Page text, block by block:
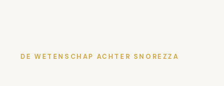
DE WETENSCHAP ACHTER SNOREZZA